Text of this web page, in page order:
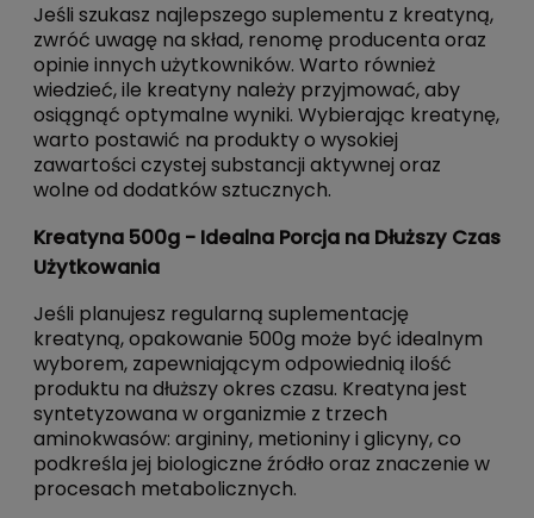
Jeśli szukasz najlepszego suplementu z kreatyną,
zwróć uwagę na skład, renomę producenta oraz
opinie innych użytkowników. Warto również
wiedzieć, ile kreatyny należy przyjmować, aby
osiągnąć optymalne wyniki. Wybierając kreatynę,
warto postawić na produkty o wysokiej
zawartości czystej substancji aktywnej oraz
wolne od dodatków sztucznych.
Kreatyna 500g - Idealna Porcja na Dłuższy Czas
Użytkowania
Jeśli planujesz regularną suplementację
kreatyną, opakowanie 500g może być idealnym
wyborem, zapewniającym odpowiednią ilość
produktu na dłuższy okres czasu. Kreatyna jest
syntetyzowana w organizmie z trzech
aminokwasów: argininy, metioniny i glicyny, co
podkreśla jej biologiczne źródło oraz znaczenie w
procesach metabolicznych.